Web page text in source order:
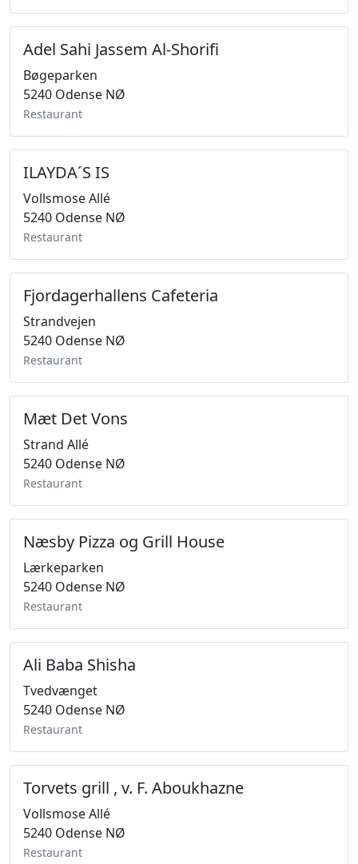
Adel Sahi Jassem Al-Shorifi
Bøgeparken
5240 Odense NØ
Restaurant
ILAYDA´S IS
Vollsmose Allé
5240 Odense NØ
Restaurant
Fjordagerhallens Cafeteria
Strandvejen
5240 Odense NØ
Restaurant
Mæt Det Vons
Strand Allé
5240 Odense NØ
Restaurant
Næsby Pizza og Grill House
Lærkeparken
5240 Odense NØ
Restaurant
Ali Baba Shisha
Tvedvænget
5240 Odense NØ
Restaurant
Torvets grill , v. F. Aboukhazne
Vollsmose Allé
5240 Odense NØ
Restaurant